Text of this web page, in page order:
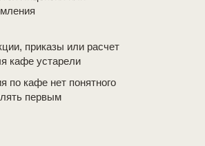
приказы или расчет
кафе устарели
по кафе нет понятного
первым